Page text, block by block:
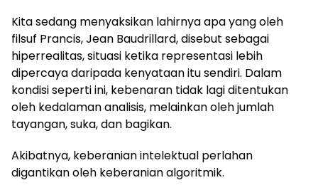
Kita sedang menyaksikan lahirnya apa yang oleh
filsuf Prancis, Jean Baudrillard, disebut sebagai
hiperrealitas, situasi ketika representasi lebih
dipercaya daripada kenyataan itu sendiri. Dalam
kondisi seperti ini, kebenaran tidak lagi ditentukan
oleh kedalaman analisis, melainkan oleh jumlah
tayangan, suka, dan bagikan.
Akibatnya, keberanian intelektual perlahan
digantikan oleh keberanian algoritmik.